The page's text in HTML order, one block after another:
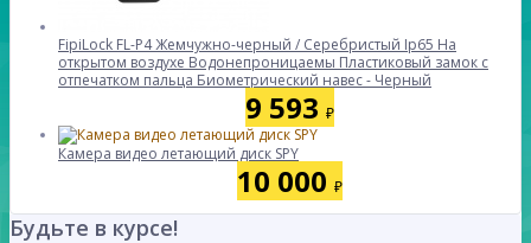
FipiLock FL-P4 Жемчужно-черный / Серебристый Ip65 На
открытом воздухе Водонепроницаемы Пластиковый замок с
отпечатком пальца Биометрический навес - Черный
9 593 ₽
Камера видео летающий диск SPY
10 000 ₽
Будьте в курсе!